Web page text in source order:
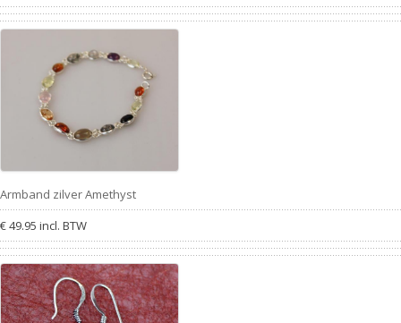
Armband zilver Amethyst
€ 49.95 incl. BTW